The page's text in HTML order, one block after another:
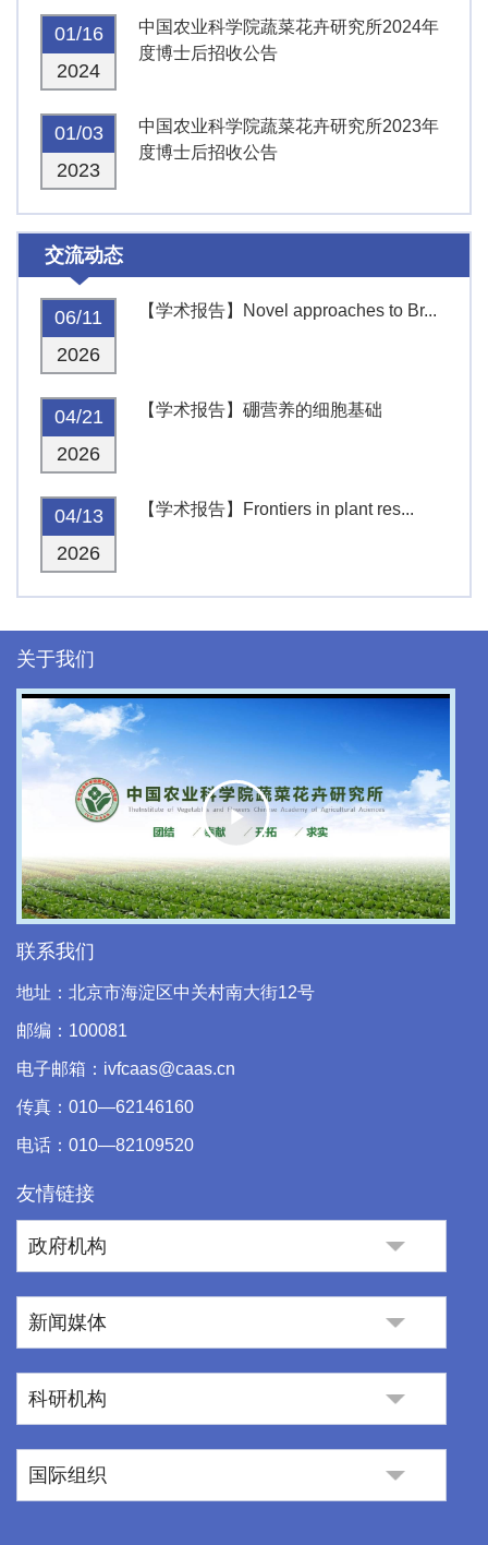
01/16
2024
中国农业科学院蔬菜花卉研究所2024年
度博士后招收公告
01/03
2023
中国农业科学院蔬菜花卉研究所2023年
度博士后招收公告
交流动态
06/11
2026
【学术报告】Novel approaches to Br...
04/21
2026
【学术报告】硼营养的细胞基础
04/13
2026
【学术报告】Frontiers in plant res...
关于我们
Play
Video
联系我们
地址：北京市海淀区中关村南大街12号
邮编：100081
电子邮箱：ivfcaas@caas.cn
传真：010—62146160
电话：010—82109520
友情链接
政府机构
新闻媒体
科研机构
国际组织